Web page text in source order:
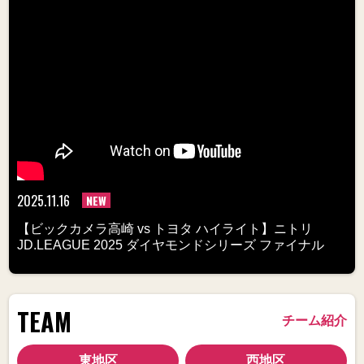
2025.11.16 NEW
【ビックカメラ高崎 vs トヨタ ハイライト】ニトリ
JD.LEAGUE 2025 ダイヤモンドシリーズ ファイナル
TEAM チーム紹介
東地区 西地区